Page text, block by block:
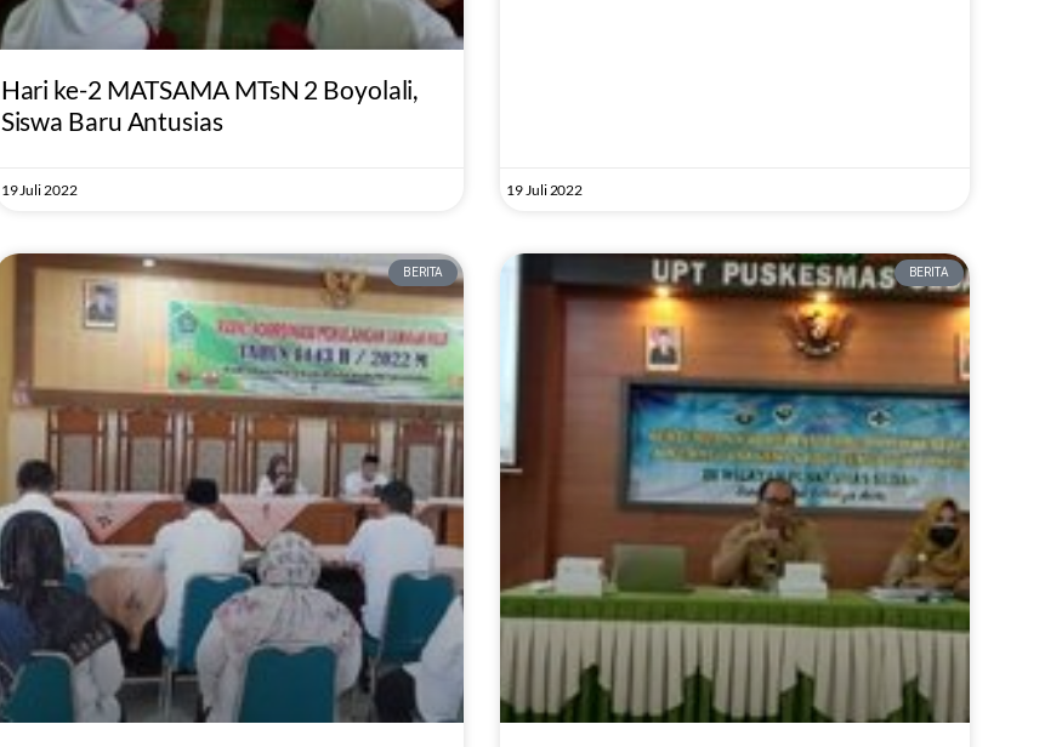
Hari ke-2 MATSAMA MTsN 2 Boyolali,
Siswa Baru Antusias
19 Juli 2022 19 Juli 2022
BERITA BERITA